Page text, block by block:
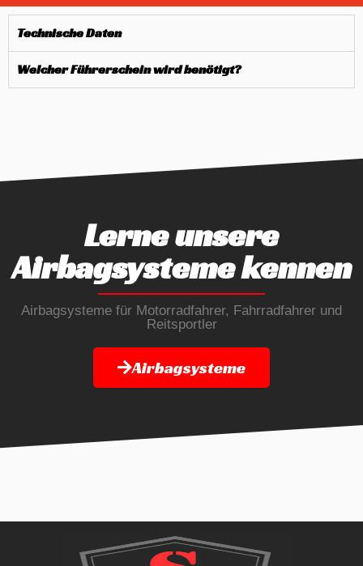
Technische Daten
Welcher Führerschein wird benötigt?
Lerne unsere
Airbagsysteme kennen
Airbagsysteme für Motorradfahrer, Fahrradfahrer und
Reitsportler
Airbagsysteme